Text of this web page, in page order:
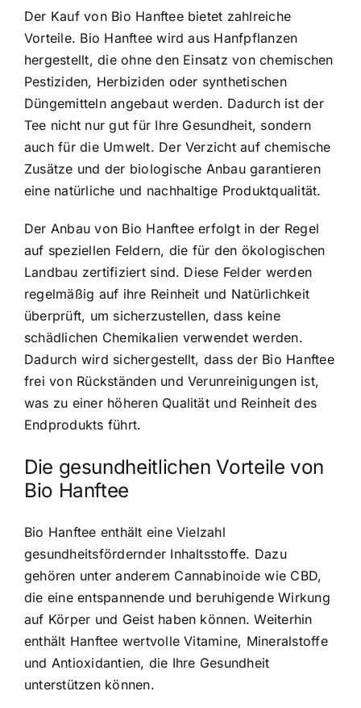
Der Kauf von Bio Hanftee bietet zahlreiche
Vorteile. Bio Hanftee wird aus Hanfpflanzen
hergestellt, die ohne den Einsatz von chemischen
Pestiziden, Herbiziden oder synthetischen
Düngemitteln angebaut werden. Dadurch ist der
Tee nicht nur gut für Ihre Gesundheit, sondern
auch für die Umwelt. Der Verzicht auf chemische
Zusätze und der biologische Anbau garantieren
eine natürliche und nachhaltige Produktqualität.
Der Anbau von Bio Hanftee erfolgt in der Regel
auf speziellen Feldern, die für den ökologischen
Landbau zertifiziert sind. Diese Felder werden
regelmäßig auf ihre Reinheit und Natürlichkeit
überprüft, um sicherzustellen, dass keine
schädlichen Chemikalien verwendet werden.
Dadurch wird sichergestellt, dass der Bio Hanftee
frei von Rückständen und Verunreinigungen ist,
was zu einer höheren Qualität und Reinheit des
Endprodukts führt.
Die gesundheitlichen Vorteile von
Bio Hanftee
Bio Hanftee enthält eine Vielzahl
gesundheitsfördernder Inhaltsstoffe. Dazu
gehören unter anderem Cannabinoide wie CBD,
die eine entspannende und beruhigende Wirkung
auf Körper und Geist haben können. Weiterhin
enthält Hanftee wertvolle Vitamine, Mineralstoffe
und Antioxidantien, die Ihre Gesundheit
unterstützen können.